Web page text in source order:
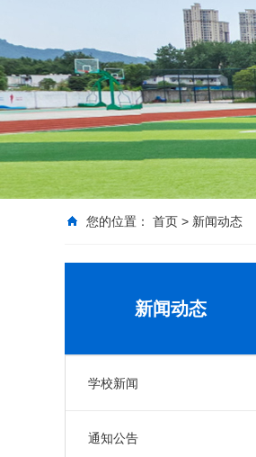
您的位置： 首页 > 新闻动态
新闻动态
学校新闻
通知公告